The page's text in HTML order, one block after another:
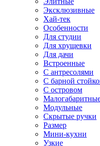
Эксклюзивные
Хай-тек
Особенности
Для студии
Для хрущевки
Для дачи
Встроенные
С антресолями
С барной
С островом
Модульные
Скрытые ручки
Размер
Мини-кухни
Узкие